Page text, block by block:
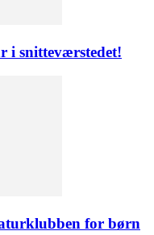
i snitteværstedet!
for børn